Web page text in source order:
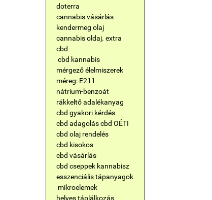
doterra
cannabis vásárlás
kendermeg olaj
cannabis oldaj. extra
cbd
cbd kannabis
mérgező élelmiszerek
méreg: E211
nátrium-benzoát
rákkeltő adalékanyag
cbd gyakori kérdés
cbd adagoláscbd OÉTI
cbd olaj rendelés
cbd kisokos
cbd vásárlás
cbd cseppek kannabisz
esszenciális tápanyagok
mikroelemek
helyes táplálkozás